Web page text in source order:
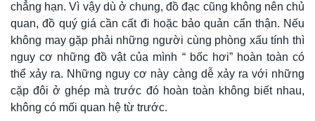
chẳng hạn. Vì vậy dù ở chung, đồ đạc cũng không nên chủ
quan, đồ quý giá cần cất đi hoặc bảo quản cẩn thận. Nếu
không may gặp phải những người cùng phòng xấu tính thì
nguy cơ những đồ vật của mình “ bốc hơi” hoàn toàn có
thể xảy ra. Những nguy cơ này càng dễ xảy ra với những
cặp đôi ở ghép mà trước đó hoàn toàn không biết nhau,
không có mối quan hệ từ trước.